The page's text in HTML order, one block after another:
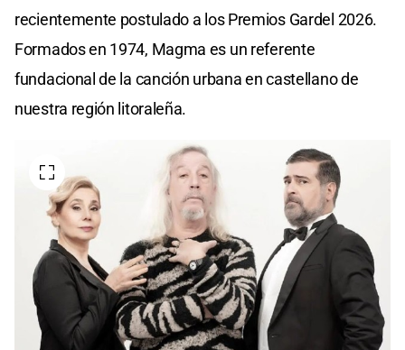
recientemente postulado a los Premios Gardel 2026.
Formados en 1974, Magma es un referente
fundacional de la canción urbana en castellano de
nuestra región litoraleña.